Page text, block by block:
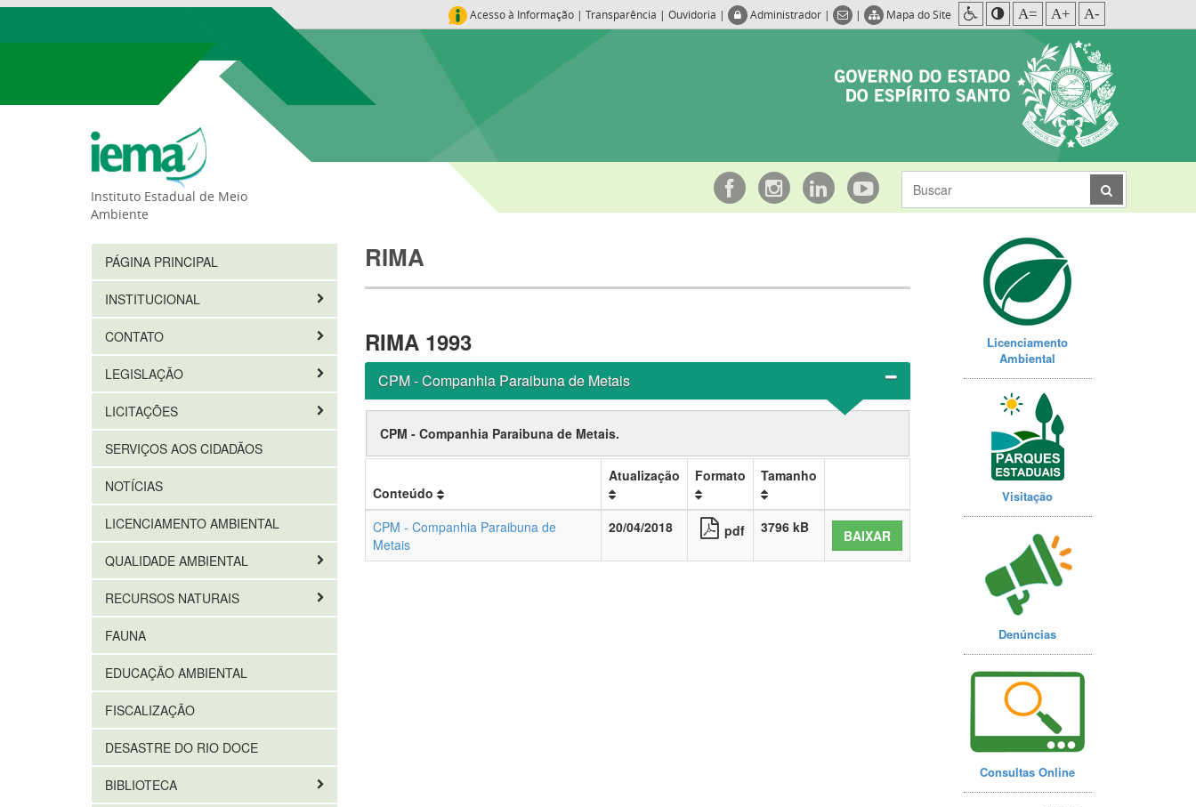
Acesso à Informação | Transparência | Ouvidoria | Administrador | | Mapa do Site A= A+ A-
Instituto Estadual de Meio
Ambiente
PÁGINA PRINCIPAL
INSTITUCIONAL
CONTATO
LEGISLAÇÃO
LICITAÇÕES
SERVIÇOS AOS CIDADÃOS
NOTÍCIAS
LICENCIAMENTO AMBIENTAL
QUALIDADE AMBIENTAL
RECURSOS NATURAIS
FAUNA
EDUCAÇÃO AMBIENTAL
FISCALIZAÇÃO
DESASTRE DO RIO DOCE
BIBLIOTECA
RIMA
RIMA 1993
CPM - Companhia Paraibuna de Metais
CPM - Companhia Paraibuna de Metais.
Conteúdo
Atualização Formato Tamanho
CPM - Companhia Paraibuna de
Metais
20/04/2018 pdf 3796 kB BAIXAR
Licenciamento
Ambiental
Visitação
Denúncias
Consultas Online